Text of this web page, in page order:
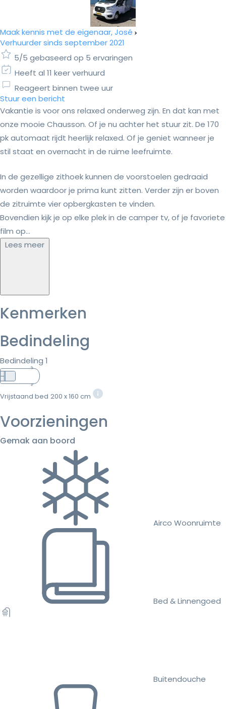
Maak kennis met de eigenaar, José
Verhuurder sinds september 2021
5/5 gebaseerd op 5 ervaringen
Heeft al 11 keer verhuurd
Reageert binnen twee uur
Stuur een bericht
Vakantie is voor ons relaxed onderweg zijn. En dat kan met
onze mooie Chausson. Of je nu achter het stuur zit. De 170
pk automaat rijdt heerlijk relaxed. Of je geniet wanneer je
stil staat en overnacht in de ruime leefruimte.
In de gezellige zithoek kunnen de voorstoelen gedraaid
worden waardoor je prima kunt zitten. Verder zijn er boven
de zitruimte vier opbergkasten te vinden.
Bovendien kijk je op elke plek in de camper tv, of je favoriete
film op...
Lees meer
Kenmerken
Bedindeling
Bedindeling 1
Vrijstaand bed 200 x 160 cm
Voorzieningen
Gemak aan boord
Airco Woonruimte
Bed & Linnengoed
Buitendouche